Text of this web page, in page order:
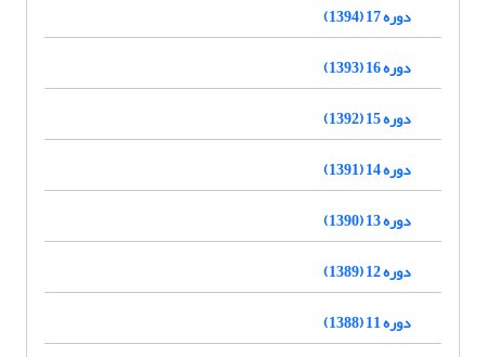
دوره 17 (1394)
دوره 16 (1393)
دوره 15 (1392)
دوره 14 (1391)
دوره 13 (1390)
دوره 12 (1389)
دوره 11 (1388)